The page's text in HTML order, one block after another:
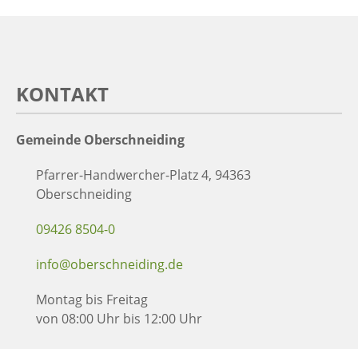
KONTAKT
Gemeinde Oberschneiding
Pfarrer-Handwercher-Platz 4, 94363
Oberschneiding
09426 8504-0
info@oberschneiding.de
Montag bis Freitag
von 08:00 Uhr bis 12:00 Uhr